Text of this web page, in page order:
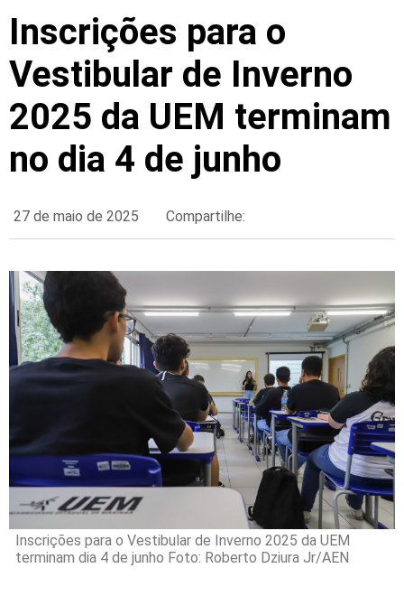
Inscrições para o
Vestibular de Inverno
2025 da UEM terminam
no dia 4 de junho
27 de maio de 2025 Compartilhe:
Inscrições para o Vestibular de Inverno 2025 da UEM
terminam dia 4 de junho Foto: Roberto Dziura Jr/AEN